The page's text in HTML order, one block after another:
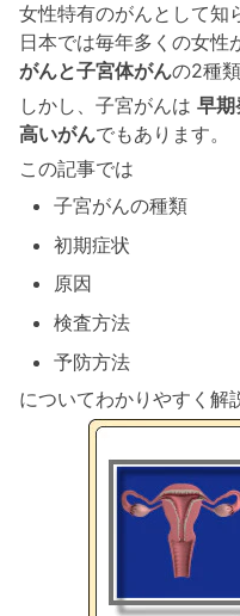
女性特有のがんとして知
日本では毎年多くの女性
がんと子宮体がんの2種
しかし、子宮がんは 早期
高いがんでもあります。
この記事では
子宮がんの種類
初期症状
原因
検査方法
予防方法
についてわかりやすく解